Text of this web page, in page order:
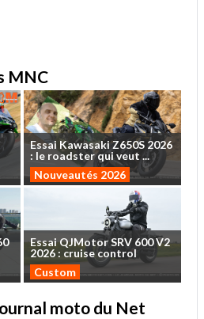
MNC
Essai Kawasaki Z650S 2026
: le roadsterquiveut ...
Nouveautés 2026
EssaiQJMotorSRV 600V2
2026 : cruise control
Custom
moto du Net